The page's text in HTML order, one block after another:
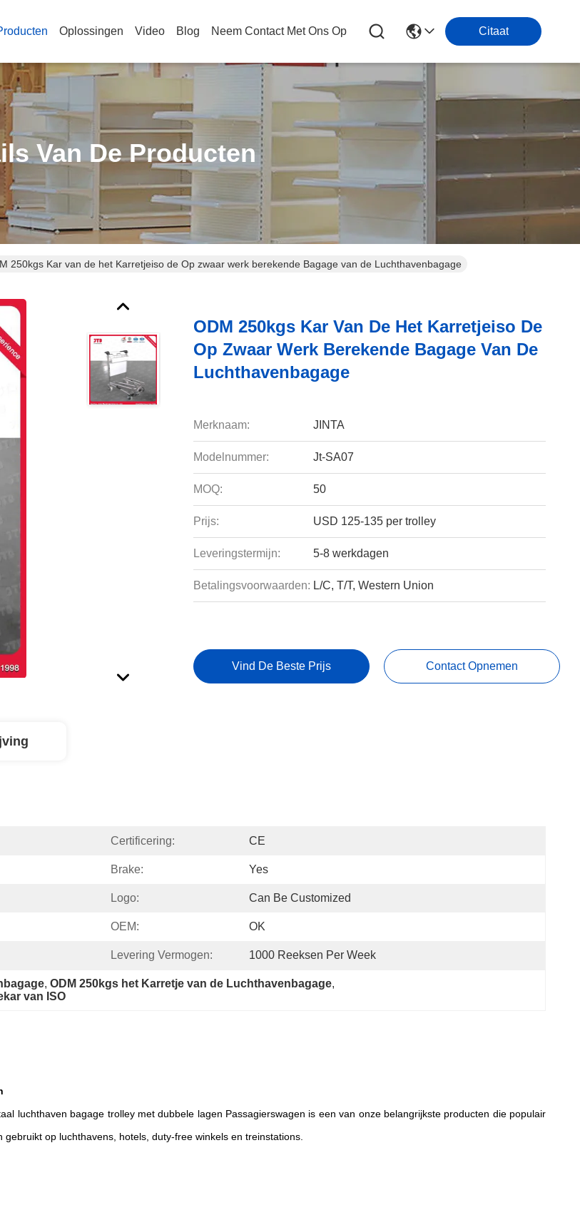
Oplossingen Video Blog Neem Contact Met Ons Op Citaat
Van De Producten
250kgs Kar van de het Karretjeiso de Op zwaar werk berekende Bagage van de Luchthavenbagage
ODM 250kgs Kar Van De Het Karretjeiso De
Op Zwaar Werk Berekende Bagage Van De
Luchthavenbagage
Merknaam: JINTA
Modelnummer: Jt-SA07
MOQ: 50
Prijs: USD 125-135 per trolley
Leveringstermijn: 5-8 werkdagen
Betalingsvoorwaarden: L/C, T/T, Western Union
Vind De Beste Prijs Contact Opnemen
Certificering: CE
Brake: Yes
Logo: Can Be Customized
OEM: OK
Levering Vermogen: 1000 Reeksen Per Week
, ODM 250kgs het Karretje van de Luchthavenbagage,
van ISO
luchthaven bagage trolley met dubbele lagen Passagierswagen is een van onze belangrijkste producten die populair
op luchthavens, hotels, duty-free winkels en treinstations.